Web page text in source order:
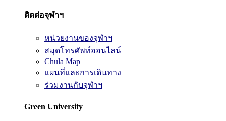
ติดต่อจุฬาฯ
หน่วยงานของจุฬาฯ
สมุดโทรศัพท์ออนไลน์
Chula Map
แผนที่และการเดินทาง
ร่วมงานกับจุฬาฯ
Green University